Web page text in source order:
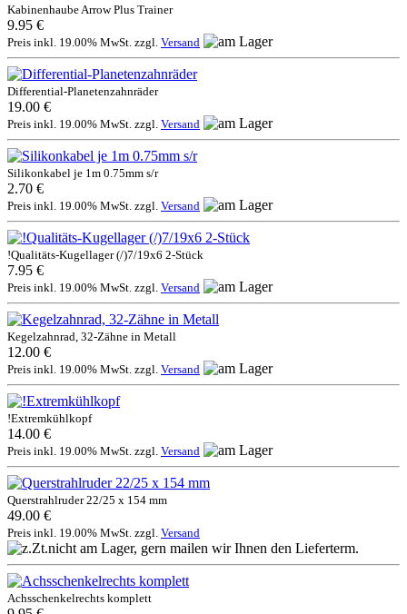
Kabinenhaube Arrow Plus Trainer
9.95 €
Preis inkl. 19.00% MwSt. zzgl. Versand
Differential-Planetenzahnräder
19.00 €
Preis inkl. 19.00% MwSt. zzgl. Versand
Silikonkabel je 1m 0.75mm s/r
2.70 €
Preis inkl. 19.00% MwSt. zzgl. Versand
!Qualitäts-Kugellager (/)7/19x6 2-Stück
7.95 €
Preis inkl. 19.00% MwSt. zzgl. Versand
Kegelzahnrad, 32-Zähne in Metall
12.00 €
Preis inkl. 19.00% MwSt. zzgl. Versand
!Extremkühlkopf
14.00 €
Preis inkl. 19.00% MwSt. zzgl. Versand
Querstrahlruder 22/25 x 154 mm
49.00 €
Preis inkl. 19.00% MwSt. zzgl. Versand
Achsschenkelrechts komplett